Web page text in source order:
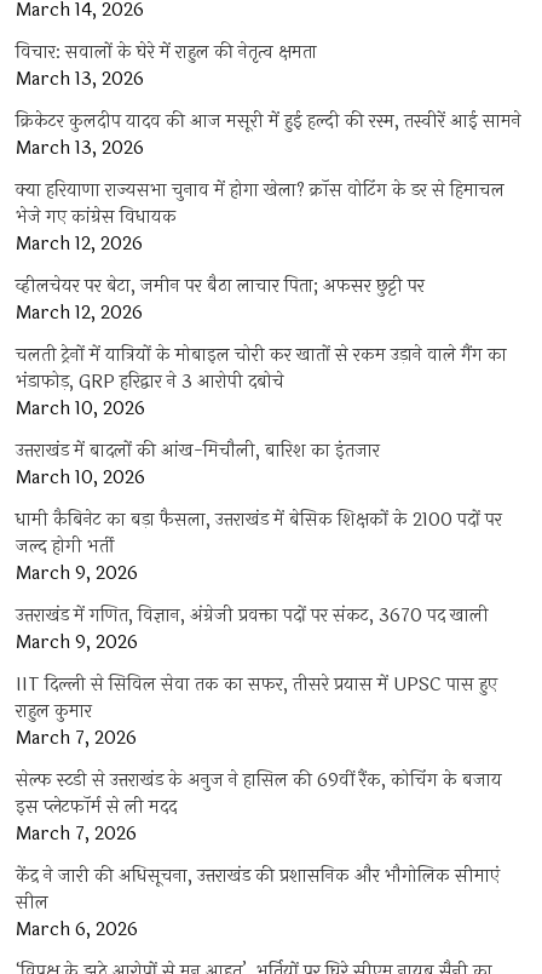
March 14, 2026
विचार: सवालों के घेरे में राहुल की नेतृत्व क्षमता
March 13, 2026
क्रिकेटर कुलदीप यादव की आज मसूरी में हुई हल्दी की रस्म, तस्वीरें आई सामने
March 13, 2026
क्या हरियाणा राज्यसभा चुनाव में होगा खेला? क्रॉस वोटिंग के डर से हिमाचल
भेजे गए कांग्रेस विधायक
March 12, 2026
व्हीलचेयर पर बेटा, जमीन पर बैठा लाचार पिता; अफसर छुट्टी पर
March 12, 2026
चलती ट्रेनों में यात्रियों के मोबाइल चोरी कर खातों से रकम उड़ाने वाले गैंग का
भंडाफोड़, GRP हरिद्वार ने 3 आरोपी दबोचे
March 10, 2026
उत्तराखंड में बादलों की आंख-मिचौली, बारिश का इंतजार
March 10, 2026
धामी कैबिनेट का बड़ा फैसला, उत्तराखंड में बेसिक शिक्षकों के 2100 पदों पर
जल्द होगी भर्ती
March 9, 2026
उत्तराखंड में गणित, विज्ञान, अंग्रेजी प्रवक्ता पदों पर संकट, 3670 पद खाली
March 9, 2026
IIT दिल्ली से सिविल सेवा तक का सफर, तीसरे प्रयास में UPSC पास हुए
राहुल कुमार
March 7, 2026
सेल्फ स्टडी से उत्तराखंड के अनुज ने हासिल की 69वीं रैंक, कोचिंग के बजाय
इस प्लेटफॉर्म से ली मदद
March 7, 2026
केंद्र ने जारी की अधिसूचना, उत्तराखंड की प्रशासनिक और भौगोलिक सीमाएं
सील
March 6, 2026